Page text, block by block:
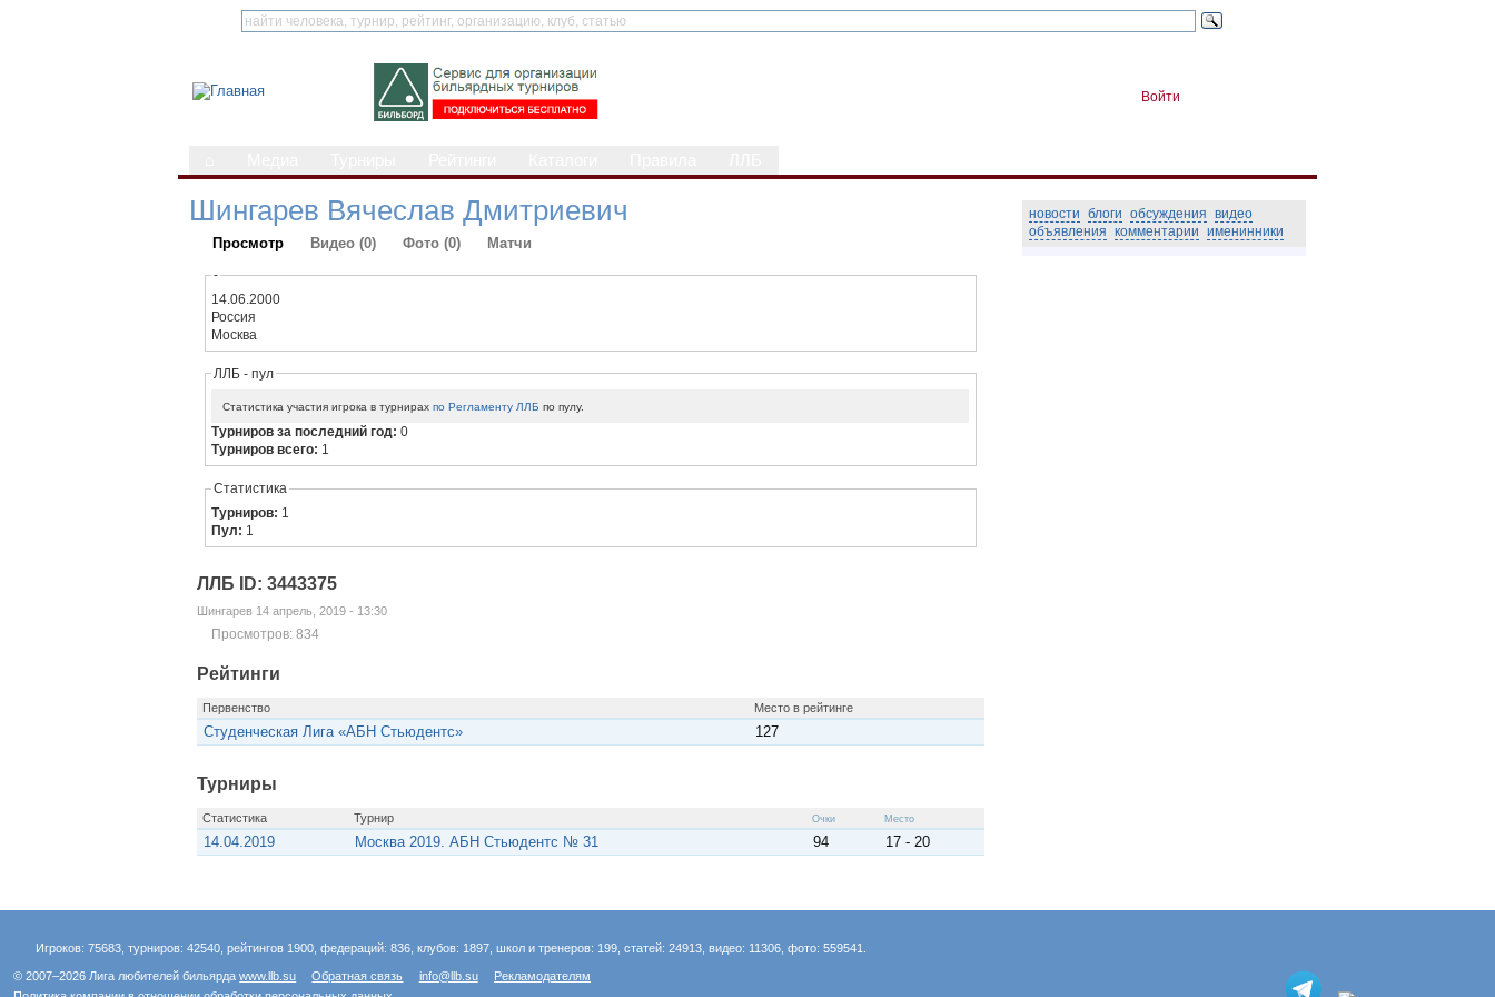
Войти
Шингарев Вячеслав Дмитриевич
Просмотр Видео (0) Фото (0) Матчи
-
14.06.2000
Россия
Москва
ЛЛБ - пул
Статистика участия игрока в турнирахпо Регламенту ЛЛБ по пулу.
Турниров за последний год:0
Турниров всего: 1
Статистика
Турниров: 1
Пул: 1
ЛЛБ ID: 3443375
Шингарев 14 апрель, 2019 - 13:30
Просмотров: 834
Рейтинги
Первенство Место в рейтинге
Студенческая Лига «АБН Стьюдентс» 127
Турниры
Статистика Турнир Очки Место
14.04.2019 Москва 2019. АБН Стьюдентс № 31 94 17 - 20
новости блоги обсуждения видео
объявления комментарии именинники
Игроков: 75683, турниров: 42540, рейтингов 1900, федераций: 836, клубов: 1897, школ и тренеров: 199, статей: 24913, видео: 11306, фото: 559541.
© 2007–2026 Лига любителей бильярдаwww.llb.su Обратная связь info@llb.su
Рекламодателям